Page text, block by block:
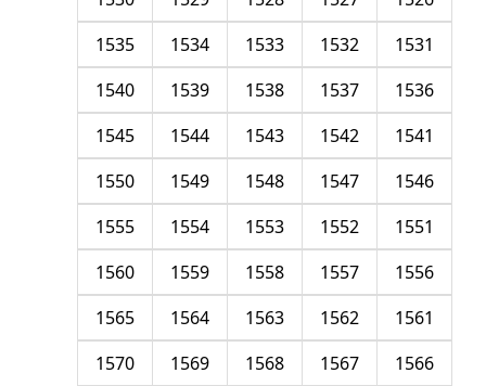
1531
1532
1533
1534
1535
1536
1537
1538
1539
1540
1541
1542
1543
1544
1545
1546
1547
1548
1549
1550
1551
1552
1553
1554
1555
1556
1557
1558
1559
1560
1561
1562
1563
1564
1565
1566
1567
1568
1569
1570